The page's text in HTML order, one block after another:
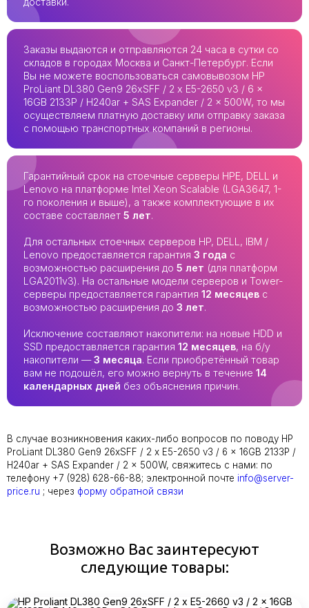
Заказы выдаются и отправляются 24 часа в сутки со
складов в городах Москва и Санкт-Петербург. Если
Вы не можете воспользоваться самовывозом HP
ProLiant DL380 Gen9 26xSFF / 2 x E5-2650 v3 / 6 x
16GB 2133P / H240ar + SAS Expander / 2 x 500W, то мы
осуществляем платную доставку или отправку заказа
с помощью транспортных компаний в регионы.
Гарантийный срок на стоечные серверы HPE, DELL и
Lenovo на платформе Intel Xeon Scalable (LGA3647, 1-
го поколения и выше), а также комплектующие в их
составе составляет 5 лет.
Для остальных стоечных серверов HP, DELL, IBM /
Lenovo предоставляется гарантия 3 года с
возможностью расширения до 5 лет (для платформ
LGA2011v3). На остальные модели серверов и Tower-
серверы предоставляется гарантия 12 месяцев с
возможностью расширения до 3 лет.
Исключение составляют накопители: на новые HDD и
SSD предоставляется гарантия 12 месяцев, на б/у
накопители —3 месяца. Если приобретённый товар
вам не подошёл, его можно вернуть в течение 14
календарных дней без объяснения причин.
В случае возникновения каких-либо вопросов по поводу HP
ProLiant DL380 Gen9 26xSFF / 2 x E5-2650 v3 / 6 x 16GB 2133P /
H240ar + SAS Expander / 2 x 500W, свяжитесь с нами: по
телефону +7 (928) 628-66-88; электронной почте info@server-
price.ru ; через форму обратной связи
Возможно Вас заинтересуют
следующие товары: